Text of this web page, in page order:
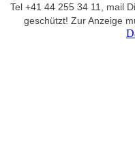
Tel +41 44 255 34 11, mail
geschützt! Zur Anzeige